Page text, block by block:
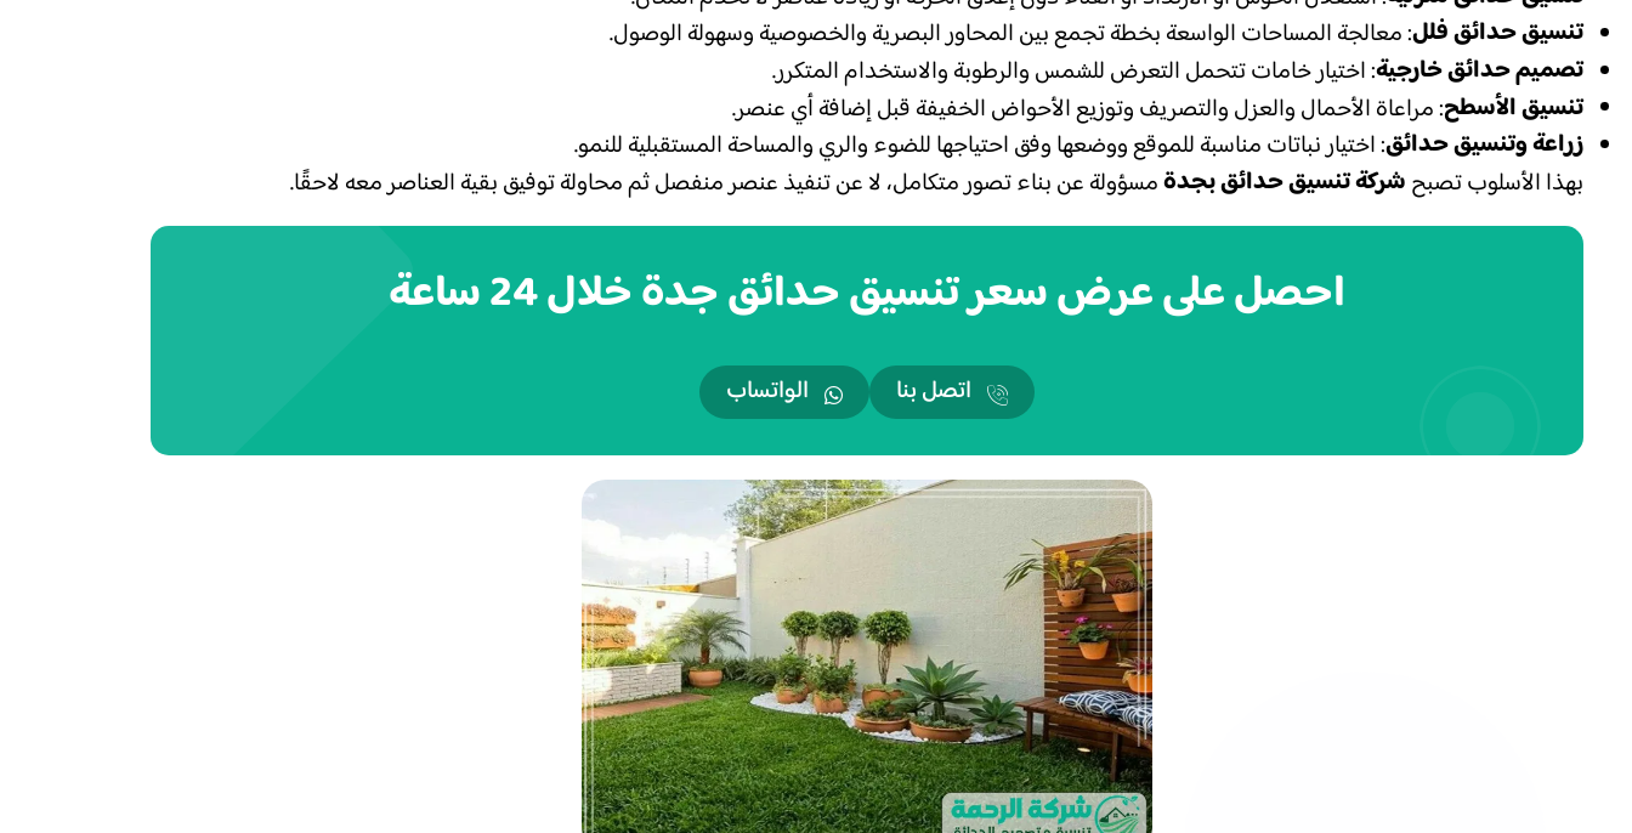
تنسيق حدائق فلل: معالجة المساحات الواسعة بخطة تجمع بين المحاور البصرية والخصوصية وسهولة الوصول.
تصميم حدائق خارجية: اختيار خامات تتحمل التعرض للشمس والرطوبة والاستخدام المتكرر.
تنسيق الأسطح: مراعاة الأحمال والعزل والتصريف وتوزيع الأحواض الخفيفة قبل إضافة أي عنصر.
زراعة وتنسيق حدائق: اختيار نباتات مناسبة للموقع ووضعها وفق احتياجها للضوء والري والمساحة المستقبلية للنمو.
بهذا الأسلوب تصبحشركة تنسيق حدائق بجدةمسؤولة عن بناء تصور متكامل، لا عن تنفيذ عنصر منفصل ثم محاولة توفيق بقية العناصر معه لاحقًا.
احصل على عرض سعر تنسيق حدائق جدة خلال 24 ساعة
اتصل بنا الواتساب